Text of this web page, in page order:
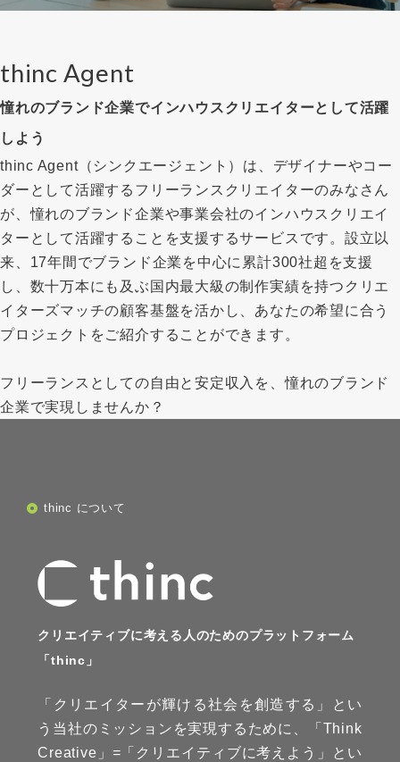
thinc Agent
憧れのブランド企業でインハウスクリエイターとして活躍
しよう
thinc Agent（シンクエージェント）は、デザイナーやコー
ダーとして活躍するフリーランスクリエイターのみなさん
が、憧れのブランド企業や事業会社のインハウスクリエイ
ターとして活躍することを支援するサービスです。設立以
来、17年間でブランド企業を中心に累計300社超を支援
し、数十万本にも及ぶ国内最大級の制作実績を持つクリエ
イターズマッチの顧客基盤を活かし、あなたの希望に合う
プロジェクトをご紹介することができます。
フリーランスとしての自由と安定収入を、憧れのブランド
企業で実現しませんか？
thinc について
クリエイティブに考える人のためのプラットフォーム
「thinc」
「クリエイターが輝ける社会を創造する」とい
う当社のミッションを実現するために、「Think
Creative」=「クリエイティブに考えよう」とい